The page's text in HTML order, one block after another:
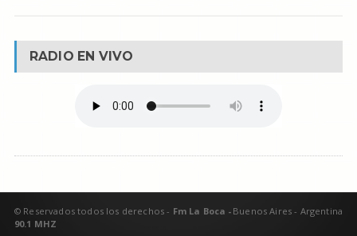
RADIO EN VIVO
Buenos Aires - Argentina
© Reservados todos los derechos - Fm La Boca -
90.1 MHZ